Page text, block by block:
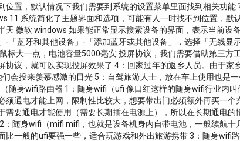
位置，默认情况下我们需要到系统的设置菜单里面找到相关功
11 系统简化了主题界面和选项，可能有人一时找不到位置，
天 微软 windows 如果能正常显示搜索设备的界面，表示当前
-「蓝牙和其他设备」-「添加蓝牙或其他设备」，选择「无线
标大一点，电池容量5000毫安 投屏协议，我们需要借助第三
协议，就可以实现投屏效果了 4：回家过年的返乡人员。由于
会投来羡慕感激的目光 5：自驾旅游人士，放在车上使用也是
随身wifi路由器 1：随身wifi（ufi 像口红这样的随身wifi行业内
须通电才能上网，限制性比较大，想要带出门必须额外再买一
需要通电才能使用（需要长期插在电源上），所以在长期通电
：随身wifi（mifi mifi，也就是设备机身内自带电池，一般续航
比一般的ufi要强一些，适合玩游戏和外出旅游携带 3：随身